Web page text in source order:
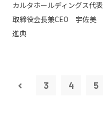
カルタホールディングス代表
取締役会長兼CEO 宇佐美
進典
3 4 5